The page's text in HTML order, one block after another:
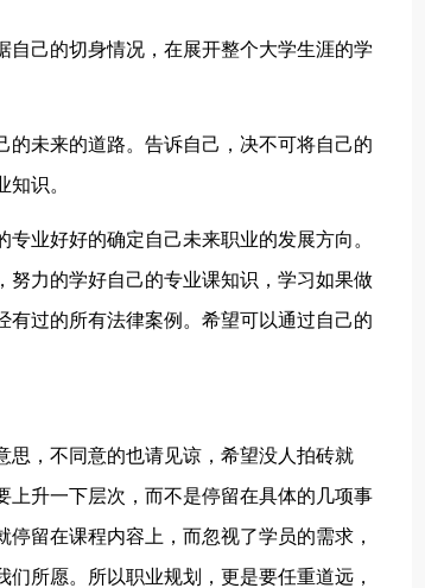
己的切身情况，在展开整个大学生涯的学
的未来的道路。告诉自己，决不可将自己的
识。
业好好的确定自己未来职业的发展方向。
力的学好自己的专业课知识，学习如果做
过的所有法律案例。希望可以通过自己的
思，不同意的也请见谅，希望没人拍砖就
升一下层次，而不是停留在具体的几项事
留在课程内容上，而忽视了学员的需求，
所愿。所以职业规划，更是要任重道远，